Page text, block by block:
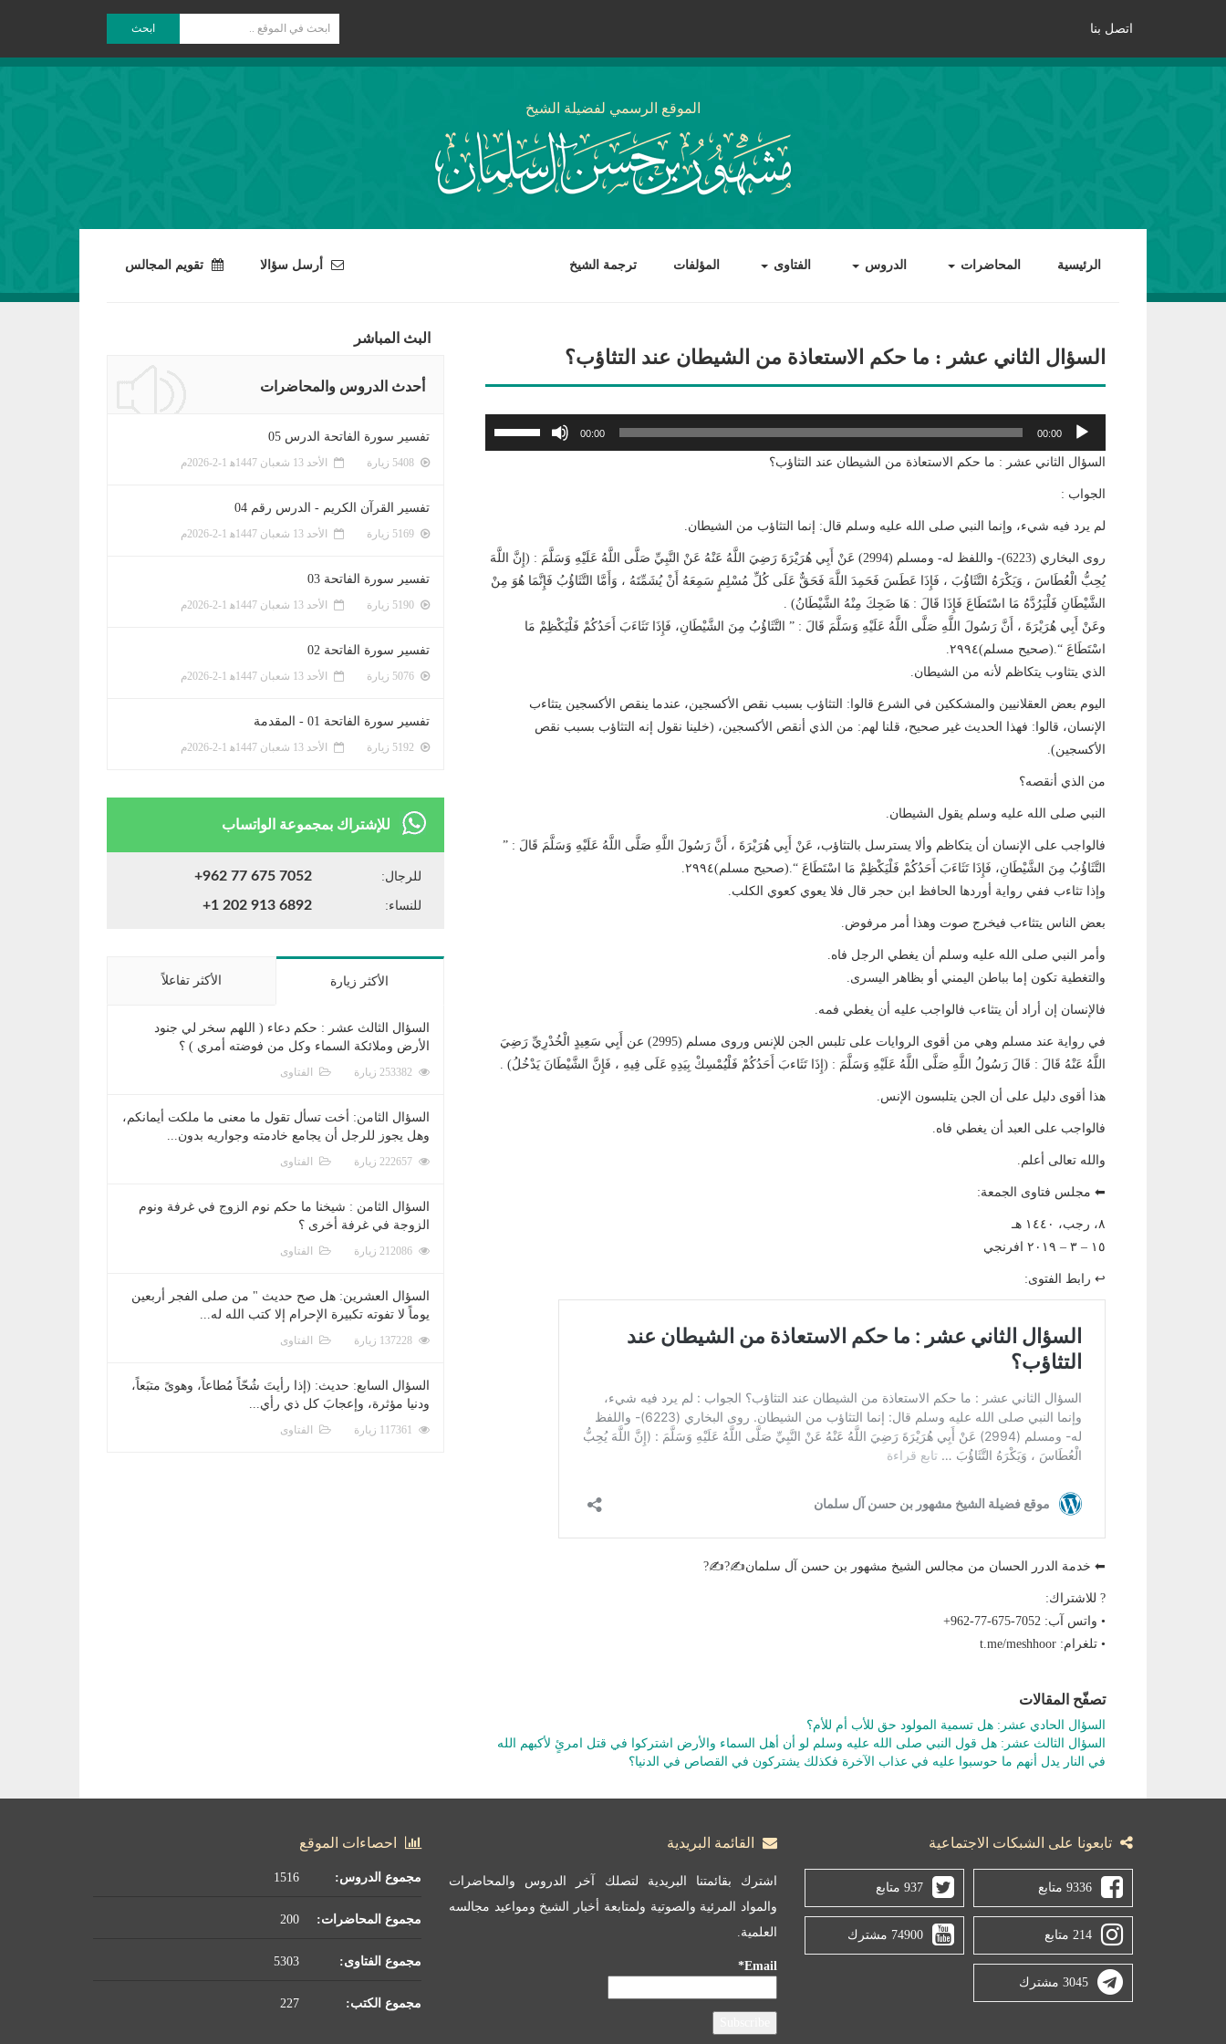
اتصل بنا ابحث
الموقع الرسمي لفضيلة الشيخ
الرئيسية المحاضرات الدروس الفتاوى المؤلفات ترجمة الشيخ أرسل سؤالا تقويم المجالس
السؤال الثاني عشر : ما حكم الاستعاذة من الشيطان عند التثاؤب؟
مشغل
الصوت
00:00
00:00
أو
خفض
السؤال الثاني عشر : ما حكم الاستعاذة من الشيطان عند التثاؤب؟
الجواب :
لم يرد فيه شيء، وإنما النبي صلى الله عليه وسلم قال: إنما التثاؤب من الشيطان.
روى البخاري (6223)- واللفظ له- ومسلم (2994) عَنْ أَبِي هُرَيْرَةَ رَضِيَ اللَّهُ عَنْهُ عَنْ النَّبِيِّ صَلَّى اللَّهُ عَلَيْهِ وَسَلَّمَ : (إِنَّ اللَّهَ
يُحِبُّ الْعُطَاسَ ، وَيَكْرَهُ التَّثَاؤُبَ ، فَإِذَا عَطَسَ فَحَمِدَ اللَّهَ فَحَقٌّ عَلَى كُلِّ مُسْلِمٍ سَمِعَهُ أَنْ يُشَمِّتَهُ ، وَأَمَّا التَّثَاؤُبُ فَإِنَّمَا هُوَ مِنْ
الشَّيْطَانِ فَلْيَرُدَّهُ مَا اسْتَطَاعَ فَإِذَا قَالَ : هَا ضَحِكَ مِنْهُ الشَّيْطَانُ) .
وعَنْ أَبِي هُرَيْرَةَ ، أَنَّ رَسُولَ اللَّهِ صَلَّى اللَّهُ عَلَيْهِ وَسَلَّمَ قَالَ : ” التَّثَاؤُبُ مِنَ الشَّيْطَانِ، فَإِذَا تَثَاءَبَ أَحَدُكُمْ فَلْيَكْظِمْ مَا
اسْتَطَاعَ “.(صحيح مسلم)٢٩٩٤.
الذي يتثاوب يتكاظم لأنه من الشيطان.
اليوم بعض العقلانيين والمشككين في الشرع قالوا: التثاؤب بسبب نقص الأكسجين، عندما ينقص الأكسجين يتثاءب
الإنسان، قالوا: فهذا الحديث غير صحيح، قلنا لهم: من الذي أنقص الأكسجين، (خلينا نقول إنه التثاؤب بسبب نقص
الأكسجين).
من الذي أنقصه؟
النبي صلى الله عليه وسلم يقول الشيطان.
فالواجب على الإنسان أن يتكاظم وألا يسترسل بالتثاؤب، عَنْ أَبِي هُرَيْرَةَ ، أَنَّ رَسُولَ اللَّهِ صَلَّى اللَّهُ عَلَيْهِ وَسَلَّمَ قَالَ : ”
التَّثَاؤُبُ مِنَ الشَّيْطَانِ، فَإِذَا تَثَاءَبَ أَحَدُكُمْ فَلْيَكْظِمْ مَا اسْتَطَاعَ “.(صحيح مسلم)٢٩٩٤.
وإذا تثاءب ففي رواية أوردها الحافظ ابن حجر قال فلا يعوي كعوي الكلب.
بعض الناس يتثاءب فيخرج صوت وهذا أمر مرفوض.
وأمر النبي صلى الله عليه وسلم أن يغطي الرجل فاه.
والتغطية تكون إما بباطن اليمني أو بظاهر اليسرى.
فالإنسان إن أراد أن يتثاءب فالواجب عليه أن يغطي فمه.
في رواية عند مسلم وهي من أقوى الروايات على تلبس الجن للإنس وروى مسلم (2995) عن أَبِي سَعِيدٍ الْخُدْرِيِّ رَضِيَ
اللَّهُ عَنْهُ قَالَ : قَالَ رَسُولُ اللَّهِ صَلَّى اللَّهُ عَلَيْهِ وَسَلَّمَ : (إِذَا تَثَاءبَ أَحَدُكُمْ فَلْيُمْسِكْ بِيَدِهِ عَلَى فِيهِ ، فَإِنَّ الشَّيْطَانَ يَدْخُلُ) .
هذا أقوى دليل على أن الجن يتلبسون الإنس.
فالواجب على العبد أن يغطي فاه.
والله تعالى أعلم.
⬅ مجلس فتاوى الجمعة:
٨، رجب، ١٤٤٠ هـ
١٥ – ٣ – ٢٠١٩ افرنجي
↩ رابط الفتوى:
⬅ خدمة الدرر الحسان من مجالس الشيخ مشهور بن حسن آل سلمان✍?✍?
? للاشتراك:
• واتس آب: ‎+962-77-675-7052
• تلغرام: t.me/meshhoor
تصفّح المقالات
السؤال الحادي عشر: هل تسمية المولود حق للأب أم للأم؟
السؤال الثالث عشر: هل قول النبي صلى الله عليه وسلم لو أن أهل السماء والأرض اشتركوا في قتل امرئٍ لأكبهم الله
في النار يدل أنهم ما حوسبوا عليه في عذاب الآخرة فكذلك يشتركون في القصاص في الدنيا؟
البث المباشر
أحدث الدروس والمحاضرات
تفسير سورة الفاتحة الدرس 05
الأحد 13 شعبان 1447ﻫ 1-2-2026م
تفسير القرآن الكريم - الدرس رقم 04
الأحد 13 شعبان 1447ﻫ 1-2-2026م
تفسير سورة الفاتحة 03
الأحد 13 شعبان 1447ﻫ 1-2-2026م
تفسير سورة الفاتحة 02
الأحد 13 شعبان 1447ﻫ 1-2-2026م
تفسير سورة الفاتحة 01 - المقدمة
الأحد 13 شعبان 1447ﻫ 1-2-2026م
للإشتراك بمجموعة الواتساب
للرجال: +962 77 675 7052
للنساء: +1 202 913 6892
الأكثر زيارة الأكثر تفاعلاً
السؤال الثالث عشر : حكم دعاء ( اللهم سخر لي جنود
الأرض وملائكة السماء وكل من فوضته أمري ) ؟
الفتاوى
السؤال الثامن: أخت تسأل تقول ما معنى ما ملكت أيمانكم،
وهل يجوز للرجل أن يجامع خادمته وجواريه بدون...
الفتاوى
السؤال الثامن : شيخنا ما حكم نوم الزوج في غرفة ونوم
الزوجة في غرفة أخرى ؟
الفتاوى
السؤال العشرين: هل صح حديث " من صلى الفجر أربعين
يوماً لا تفوته تكبيرة الإحرام إلا كتب الله له...
الفتاوى
السؤال السابع: حديث: (إذا رأيتَ شُحّاً مُطاعاً، وهوىً متبَعاً،
ودنيا مؤثرة، وإعجابَ كل ذي رأي...
الفتاوى
تابعونا على الشبكات الاجتماعية
9336 متابع 937 متابع
214 متابع 74900 مشترك
3045 مشترك
القائمة البريدية
اشترك بقائمتنا البريدية لتصلك آخر الدروس والمحاضرات
والمواد المرئية والصوتية ولمتابعة أخبار الشيخ ومواعيد مجالسه
العلمية.
Email*
احصاءات الموقع
مجموع الدروس:
مجموع المحاضرات:
مجموع الفتاوى:
مجموع الكتب: